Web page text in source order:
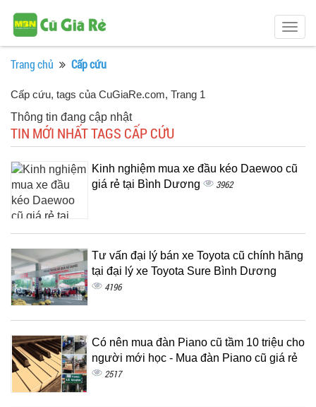
Trang chủ Cấp cứu
Cấp cứu, tags của CuGiaRe.com, Trang 1
Thông tin đang cập nhật
TIN MỚI NHẤT TAGS CẤP CỨU
Kinh nghiệm mua xe đầu kéo Daewoo cũ
giá rẻ tại Bình Dương
3962
Tư vấn đại lý bán xe Toyota cũ chính hãng
tại đại lý xe Toyota Sure Bình Dương
4196
Có nên mua đàn Piano cũ tầm 10 triệu cho
người mới học - Mua đàn Piano cũ giá rẻ
2517